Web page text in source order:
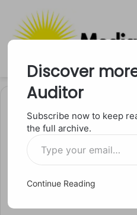
मनोरंजन
अष्टमी पर
Discover
Auditor
Subscribe now to keep
the full archive.
Type
your
email…
Continue Reading